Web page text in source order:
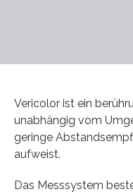
Vericolor ist ein
unabhängig vom
geringe
aufweist.
Das Messsystem